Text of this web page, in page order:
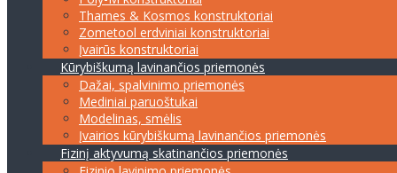
Thames & Kosmos konstruktoriai
Zometool erdviniai konstruktoriai
Įvairūs konstruktoriai
Kūrybiškumą lavinančios priemonės
Dažai, spalvinimo priemonės
Mediniai paruoštukai
Modelinas, smėlis
Įvairios kūrybiškumą lavinančios priemonės
Fizinį aktyvumą skatinančios priemonės